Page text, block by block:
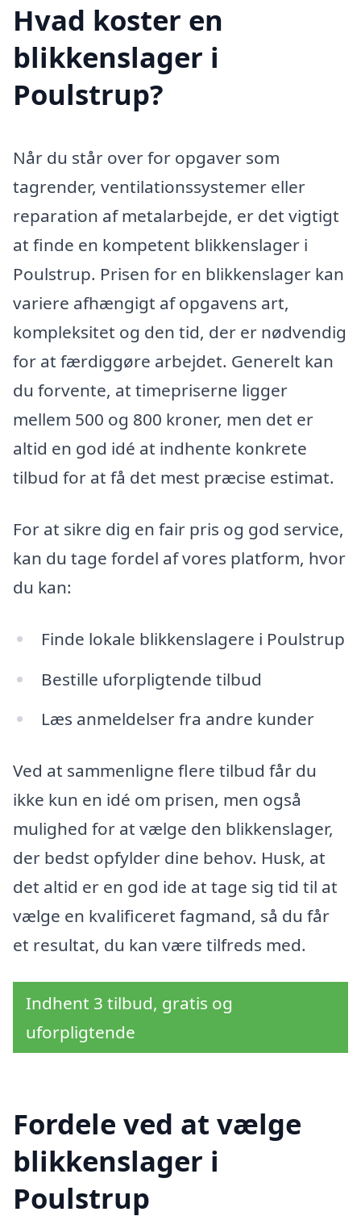
Hvad koster en
blikkenslager i
Poulstrup?
Når du står over for opgaver som
tagrender, ventilationssystemer eller
reparation af metalarbejde, er det vigtigt
at finde en kompetent blikkenslager i
Poulstrup. Prisen for en blikkenslager kan
variere afhængigt af opgavens art,
kompleksitet og den tid, der er nødvendig
for at færdiggøre arbejdet. Generelt kan
du forvente, at timepriserne ligger
mellem 500 og 800 kroner, men det er
altid en god idé at indhente konkrete
tilbud for at få det mest præcise estimat.
For at sikre dig en fair pris og god service,
kan du tage fordel af vores platform, hvor
du kan:
Finde lokale blikkenslagere i Poulstrup
Bestille uforpligtende tilbud
Læs anmeldelser fra andre kunder
Ved at sammenligne flere tilbud får du
ikke kun en idé om prisen, men også
mulighed for at vælge den blikkenslager,
der bedst opfylder dine behov. Husk, at
det altid er en god ide at tage sig tid til at
vælge en kvalificeret fagmand, så du får
et resultat, du kan være tilfreds med.
Indhent 3 tilbud, gratis og
uforpligtende
Fordele ved at vælge
blikkenslager i
Poulstrup